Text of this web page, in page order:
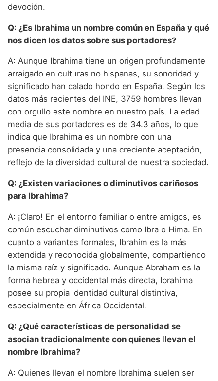
devoción.
Q: ¿Es Ibrahima un nombre común en España y qué
nos dicen los datos sobre sus portadores?
A: Aunque Ibrahima tiene un origen profundamente
arraigado en culturas no hispanas, su sonoridad y
significado han calado hondo en España. Según los
datos más recientes del INE, 3759 hombres llevan
con orgullo este nombre en nuestro país. La edad
media de sus portadores es de 34.3 años, lo que
indica que Ibrahima es un nombre con una
presencia consolidada y una creciente aceptación,
reflejo de la diversidad cultural de nuestra sociedad.
Q: ¿Existen variaciones o diminutivos cariñosos
para Ibrahima?
A: ¡Claro! En el entorno familiar o entre amigos, es
común escuchar diminutivos como Ibra o Hima. En
cuanto a variantes formales, Ibrahim es la más
extendida y reconocida globalmente, compartiendo
la misma raíz y significado. Aunque Abraham es la
forma hebrea y occidental más directa, Ibrahima
posee su propia identidad cultural distintiva,
especialmente en África Occidental.
Q: ¿Qué características de personalidad se
asocian tradicionalmente con quienes llevan el
nombre Ibrahima?
A: Quienes llevan el nombre Ibrahima suelen ser